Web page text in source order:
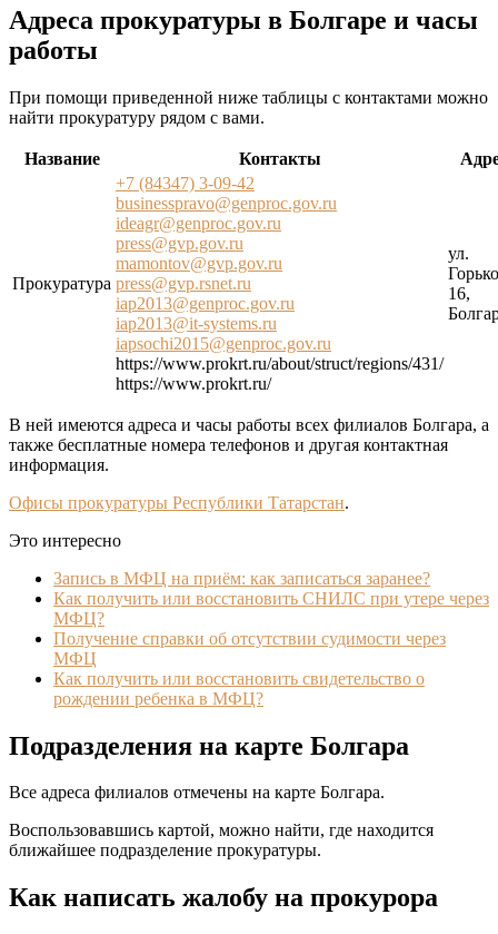
Адреса прокуратуры в Болгаре и часы
работы
При помощи приведенной ниже таблицы с контактами можно
найти прокуратуру рядом с вами.
Название Контакты
Прокуратура
+7 (84347) 3-09-42
businesspravo@genproc.gov.ru
ideagr@genproc.gov.ru
press@gvp.gov.ru
mamontov@gvp.gov.ru
press@gvp.rsnet.ru
iap2013@genproc.gov.ru
iap2013@it-systems.ru
iapsochi2015@genproc.gov.ru
https://www.prokrt.ru/about/struct/regions/431/
https://www.prokrt.ru/
ул.
16,
В ней имеются адреса и часы работы всех филиалов Болгара, а
также бесплатные номера телефонов и другая контактная
информация.
Офисы прокуратуры Республики Татарстан.
Это интересно
Запись в МФЦ на приём: как записаться заранее?
Как получить или восстановить СНИЛС при утере через
МФЦ?
Получение справки об отсутствии судимости через
МФЦ
Как получить или восстановить свидетельство о
рождении ребенка в МФЦ?
Подразделения на карте Болгара
Все адреса филиалов отмечены на карте Болгара.
Воспользовавшись картой, можно найти, где находится
ближайшее подразделение прокуратуры.
Как написать жалобу на прокурора